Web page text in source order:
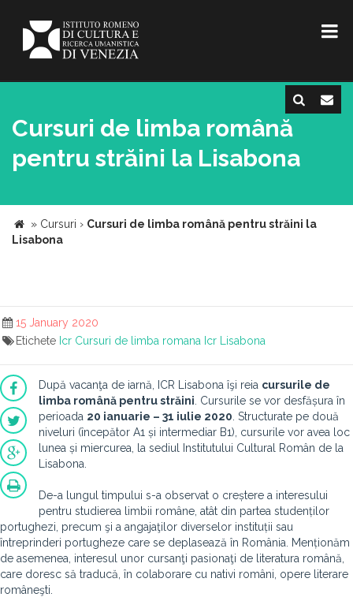
Cursuri de limba română
pentru străini la Lisabona
» Cursuri › Cursuri de limba română pentru străini la
Lisabona
15 January 2020
Etichete Icr Cursuri de limba romana Icr Lisabona
După vacanţa de iarnă, ICR Lisabona îşi reia cursurile de
limba română pentru străini . Cursurile se vor desfășura în
perioada 20 ianuarie – 31 iulie 2020 . Structurate pe două
niveluri (începător A1 și intermediar B1), cursurile vor avea loc
lunea și miercurea, la sediul Institutului Cultural Român de la
Lisabona.
De-a lungul timpului s-a observat o creștere a interesului
pentru studierea limbii române, atât din partea studenților
portughezi, precum şi a angajaţilor diverselor instituții sau
întreprinderi portugheze care se deplasează în România. Menționăm
de asemenea, interesul unor cursanţi pasionaţi de literatura română,
care doresc să traducă, în colaborare cu nativi români, opere literare
româneşti.